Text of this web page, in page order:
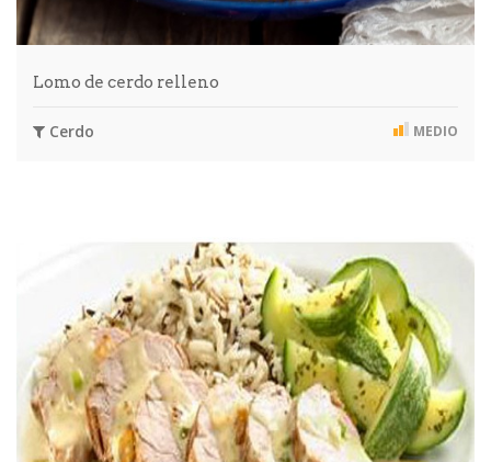
Lomo de cerdo relleno
Cerdo MEDIO